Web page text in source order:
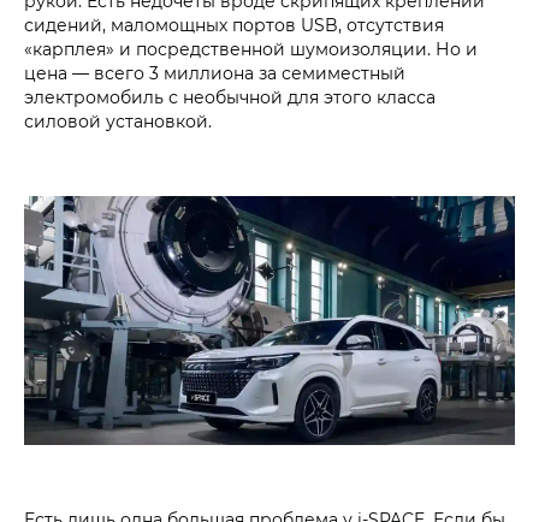
сидений, маломощных портов USB, отсутствия
«карплея» и посредственной шумоизоляции. Но и
цена — всего 3 миллиона за семиместный
электромобиль с необычной для этого класса
силовой установкой.